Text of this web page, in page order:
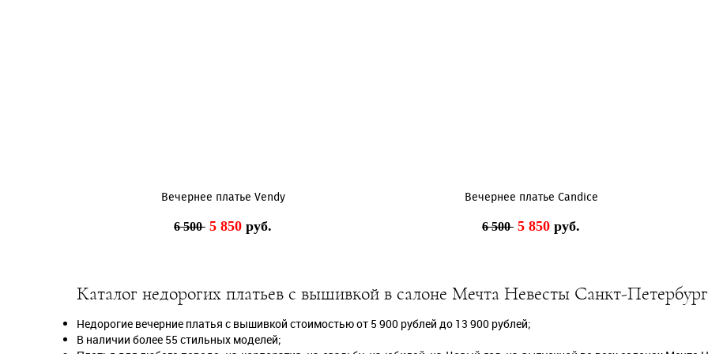
Вечернее платье Vendy
6 500 5 850 руб.
Вечернее платье Candice
6 500 5 850 руб.
Каталог недорогих платьев с вышивкой в салоне Мечта Невесты Санкт-
Недорогие вечерние платья с вышивкой стоимостью от 5 900 рублей до 13 900 рублей;
В наличии более 55 стильных моделей;